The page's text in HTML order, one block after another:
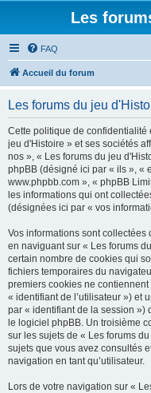
Les
FAQ
Accueil du forum
Les forums du jeu
Cette politique de confidentialité
jeu d'Histoire » et ses sociétés
nos », « Les forums du jeu
phpBB (désigné ici par « ils », «
www.phpbb.com », « phpBB
les informations qui ont
(désignées ici par « vos
Vos informations sont
en naviguant sur « Les forums
certain nombre de cookies qui
fichiers temporaires du
premiers cookies ne
« identifiant de l’utilisateur ») et
par « identifiant de la session »)
le logiciel phpBB. Un troisième
sur les sujets de « Les forums
sujets que vous avez consultés
navigation en tant qu’utilisateur.
Lors de votre navigation sur «